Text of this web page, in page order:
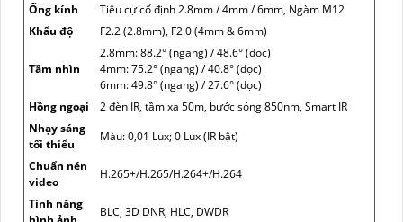
Ống kính
Tiêu cự cố định 2.8mm / 4mm / 6mm, Ngàm M12
Khẩu độ
F2.2 (2.8mm), F2.0 (4mm & 6mm)
Tầm nhìn
2.8mm: 88.2° (ngang) / 48.6° (dọc)
4mm: 75.2° (ngang) / 40.8° (dọc)
6mm: 49.8° (ngang) / 27.6° (dọc)
Hồng ngoại
2 đèn IR, tầm xa 50m, bước sóng 850nm, Smart IR
Nhạy sáng
tối thiểu
Màu: 0,01 Lux; 0 Lux (IR bật)
Chuẩn nén
video
H.265+/H.265/H.264+/H.264
Tính năng
BLC, 3D DNR, HLC, DWDR